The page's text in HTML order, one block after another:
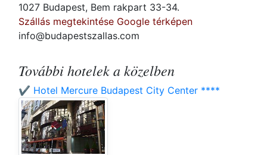
1027 Budapest, Bem rakpart 33-34.
Szállás megtekintése Google térképen
info@budapestszallas.com
További hotelek a közelben
✔️ Hotel Mercure Budapest City Center ****